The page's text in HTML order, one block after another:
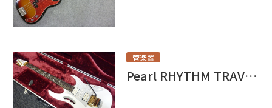
管楽器
Pearl RHYTHM TRAVELER買取させて頂きました！